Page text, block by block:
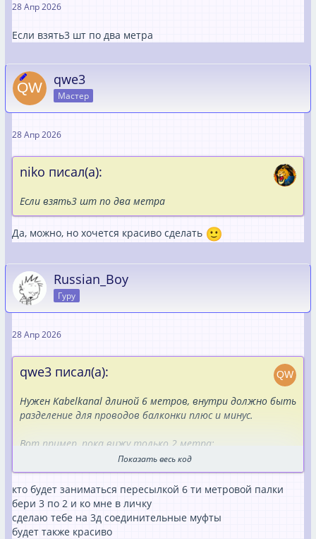
28 Апр 2026
Если взять3 шт по два метра
qwe3
Мастер
28 Апр 2026
niko писал(а):
Если взять3 шт по два метра
Да, можно, но хочется красиво сделать
Russian_Boy
Гуру
28 Апр 2026
qwe3 писал(а):
Нужен Kabelkanal длиной 6 метров, внутри должно быть
разделение для проводов балконки плюс и минус.
Вот пример, пока вижу только 2 метра:
Пожалуйста зарегистрируйся для просмотра данной
ссылки на страницу.
Или такой но тут максимум 5 метров
Пожалуйста зарегистрируйся для просмотра данной
ссылки на страницу.
Показать весь код
кто будет заниматься пересылкой 6 ти метровой палки
бери 3 по 2 и ко мне в личку
сделаю тебе на 3д соединительные муфты
будет также красиво